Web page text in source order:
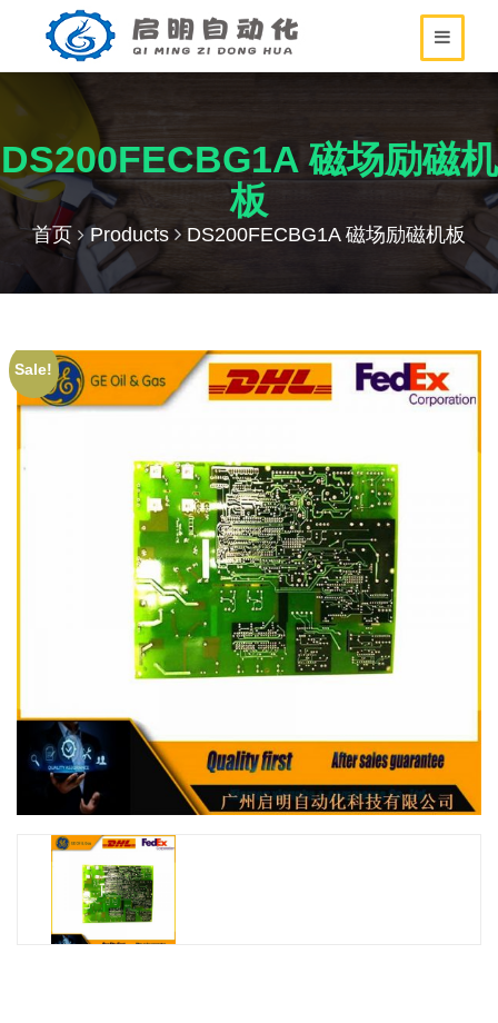
DS200FECBG1A 磁场励磁机
板
首页 Products DS200FECBG1A 磁场励磁机板
Sale!